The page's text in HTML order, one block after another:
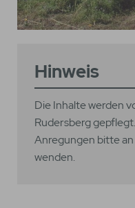
Hinweis
Die Inhalte werden
Rudersberg
Anregungen bitte
wenden.